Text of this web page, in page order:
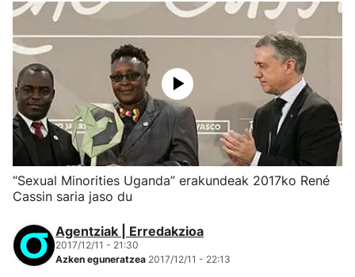
“Sexual Minorities Uganda” erakundeak 2017ko René
Cassin saria jaso du
Agentziak | Erredakzioa
2017/12/11 - 21:30
Azken eguneratzea 2017/12/11 - 22:13